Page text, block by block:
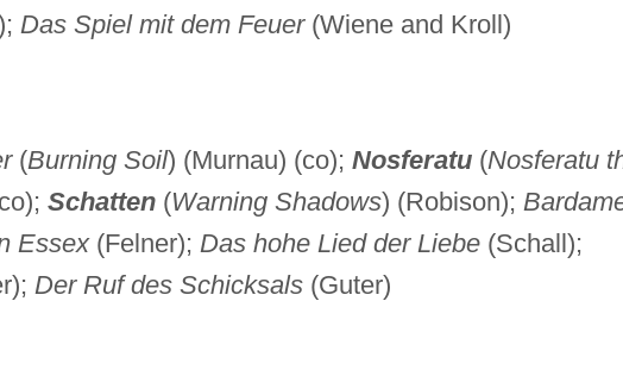
Das Spiel mit dem Feuer(Wiene and Kroll)
(Burning Soil) (Murnau) (co); Nosferatu (Nosferatu
Schatten (Warning Shadows) (Robison);
Essex(Felner); Das hohe Lied der Liebe(Schall);
Der Ruf des Schicksals(Guter)